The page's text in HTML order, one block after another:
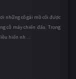
những cô gái mồ côi được
cỗ máy chiến đấu. Trong
hiển nh ...